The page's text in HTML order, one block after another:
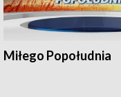
Miłego Popołudnia